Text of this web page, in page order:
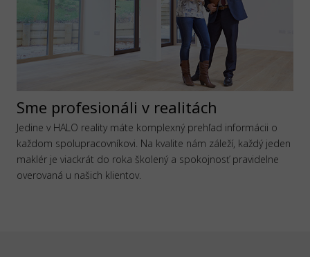
Sme profesionáli v realitách
Jedine v HALO reality máte komplexný prehľad informácii o
každom spolupracovníkovi. Na kvalite nám záleží, každý jeden
maklér je viackrát do roka školený a spokojnosť pravidelne
overovaná u našich klientov.